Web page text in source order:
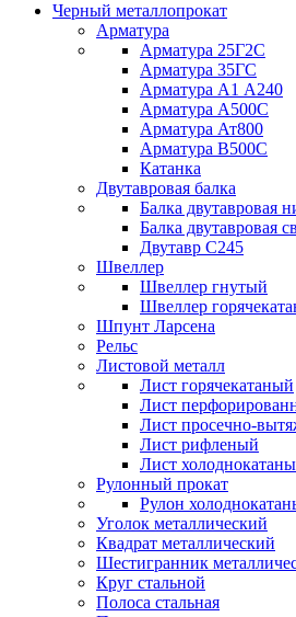
Черный металлопрокат
Арматура
Арматура 25Г2С
Арматура 35ГС
Арматура А1 А240
Арматура А500С
Арматура Ат800
Арматура В500С
Катанка
Двутавровая балка
Балка двутавровая
Балка двутавровая
Двутавр С245
Швеллер
Швеллер гнутый
Швеллер
Шпунт Ларсена
Рельс
Листовой металл
Лист горячекатаный
Лист
Лист просечно-
Лист рифленый
Лист
Рулонный прокат
Рулон
Уголок металлический
Квадрат металлический
Шестигранник
Круг стальной
Полоса стальная